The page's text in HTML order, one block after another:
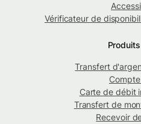
Vérificateur de
Transfert
Carte de débit
Transfert de
Recevoir